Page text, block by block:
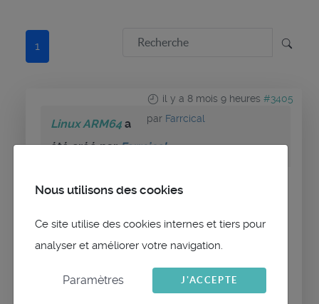
1
il y a 8 mois 9 heures #3405
par Farrcical
Linux ARM64 a
été créé parFarrcical
Hi
Is there a Linux ARM64 build for those of
Nous utilisons des cookies
Ce site utilise des cookies internes et tiers pour
analyser et améliorer votre navigation.
Paramètres J'ACCEPTE